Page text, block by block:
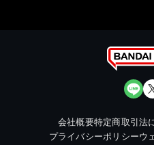
会社概要特定商取引法
プライバシーポリシーウ